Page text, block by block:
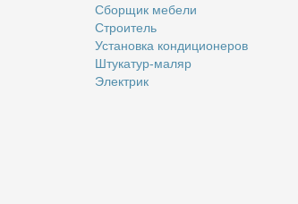
Сбор­щик ме­бе­ли
Стро­и­тель
Уста­нов­ка кон­ди­ци­о­не­ров
Шту­ка­тур-ма­ляр
Элек­трик